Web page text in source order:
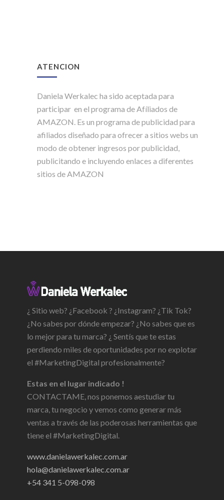
ATENCION
Daniela Werkalec ha sido aceptada para
participar en el programa de Afíliados de
AMAZON. Es un programa de publicidad para
afiliados diseñado para ofrecer a sitios webs un
modo de obtener ingresos por publicidad,
publicitando e incluyendo enlaces a diferentes
sitios de AMAZON
¿ Sitio web? ¿Facebook ? ¿Instagram? ¿Tik Tok?
¿No sabes por dónde empezar? ¿No sabes que es
lo mejor para tu marca? ¿ Sentís que te estas
perdiendo miles de oportunidades por no explotar
el #MarketingDigital profesionalmente?
Estas en el lugar indicado !
CONTACTAME, nos ponemos aestudiar tu
marca, tu negocio y vemos como generar más
ventas a través de las poderosas herramientas que
tiene el #MarketingDigital.
www.danielawerkalec.com.ar
hola@danielawerkalec.com.ar
+54 341 5-098-098